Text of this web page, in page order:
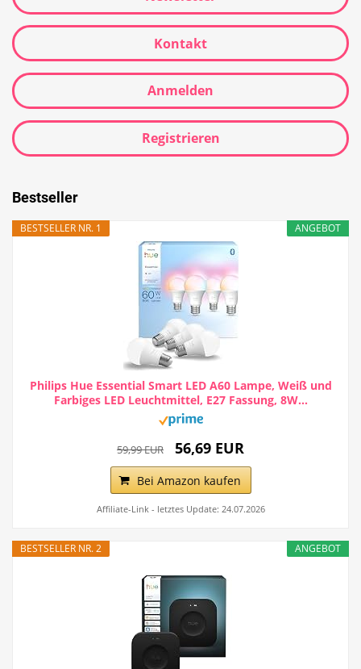
Kontakt
Anmelden
Registrieren
Bestseller
ANGEBOT
BESTSELLER NR. 1
Philips Hue Essential Smart LED A60 Lampe, Weiß und
Farbiges LED Leuchtmittel, E27 Fassung, 8W...
59,99 EUR 56,69 EUR
Bei Amazon kaufen
Affiliate-Link - letztes Update: 24.07.2026
ANGEBOT
BESTSELLER NR. 2